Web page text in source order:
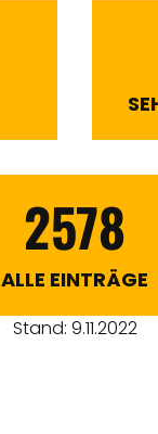
2578
ALLE EINTRÄGE
Stand: 9.11.2022